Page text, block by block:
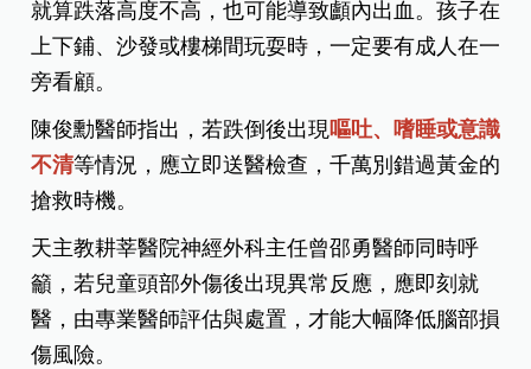
就算跌落高度不高，也可能導致顱內出血。孩子在
上下鋪、沙發或樓梯間玩耍時，一定要有成人在一
旁看顧。
陳俊勳醫師指出，若跌倒後出現嘔吐、嗜睡或意識
不清等情況，應立即送醫檢查，千萬別錯過黃金的
搶救時機。
天主教耕莘醫院神經外科主任曾邵勇醫師同時呼
籲，若兒童頭部外傷後出現異常反應，應即刻就
醫，由專業醫師評估與處置，才能大幅降低腦部損
傷風險。